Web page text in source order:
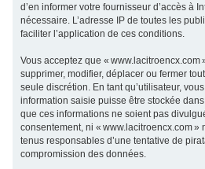
d’en informer votre fournisseur d’accès à
nécessaire. L’adresse IP de toutes les
faciliter l’application de ces conditions.
Vous acceptez que « www.lacitroencx.com
supprimer, modifier, déplacer ou fermer
seule discrétion. En tant qu’utilisateur,
information saisie puisse être stockée
que ces informations ne soient pas
consentement, ni « www.lacitroencx.com »
tenus responsables d’une tentative de
compromission des données.